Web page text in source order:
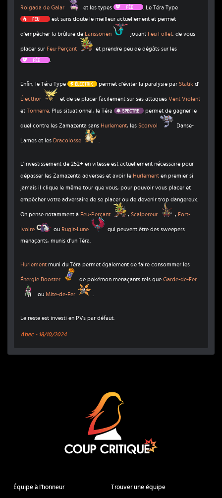
Roigada de Galar
Roigada de Galar
et les types Fée. Le Téra Type
Feu
est sans doute le meilleur actuellement et permet
d'empêcher la brûlure de Lanssorien jouant Feu Follet, de vous
placer sur Feu-Perçant
et prendre peu de dégâts sur les
Fée
.
Enfin, le Téra Type Électrik
permet d'éviter la paralysie par Statik d'
Électhor
Électhor
et de se placer facilement sur ses attaques Vent Violent
et Tonnerre . Plus situationnel, le Téra Spectre
permet de gagner le
duel contre les Zamazenta sans Hurlement, les Scorvol Danse-
Lames et les Dracolosse
L'investissement de 252+ en vitesse est actuellement nécessaire pour
dépasser les Zamazenta adverses et avoir le Hurlement en premier si
jamais il clique le même tour que vous, pour pouvoir vous placer et
empêcher votre adversaire de se placer ou de devenir trop dangereux.
On pense notamment à Feu-Perçant , Scalpereur , Fort-
Ivoire ou Rugit-Lune
qui peuvent être des sweepers
menaçants, munis d'un Téra.
Hurlement muni du Téra permet également de faire consommer les
Énergie Booster
Énergie Booster
de pokémon menaçants tels que Garde-de-Fer
ou Mite-de-Fer
Le reste est investi en PVs par défaut.
Abec - 18/10/2024
Équipe à l'honneur Trouver une équipe